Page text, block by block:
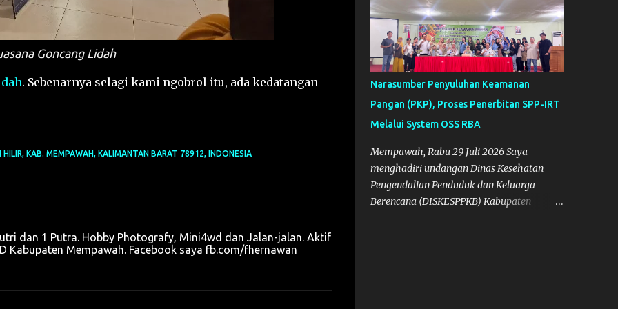
Goncang Lidah
. Sebenarnya selagi kami ngobrol itu, ada kedatangan
KAB. MEMPAWAH, KALIMANTAN BARAT 78912, INDONESIA
dan 1 Putra. Hobby Photografy, Mini4wd dan Jalan-jalan. Aktif
Kabupaten Mempawah. Facebook saya fb.com/fhernawan
Narasumber Penyuluhan Keamanan
Pangan (PKP), Proses Penerbitan SPP-IRT
Melalui System OSS RBA
Mempawah, Rabu 29 Juli 2026 Saya
menghadiri undangan Dinas Kesehatan
Pengendalian Penduduk dan Keluarga
Berencana (DISKESPPKB) Kabupaten